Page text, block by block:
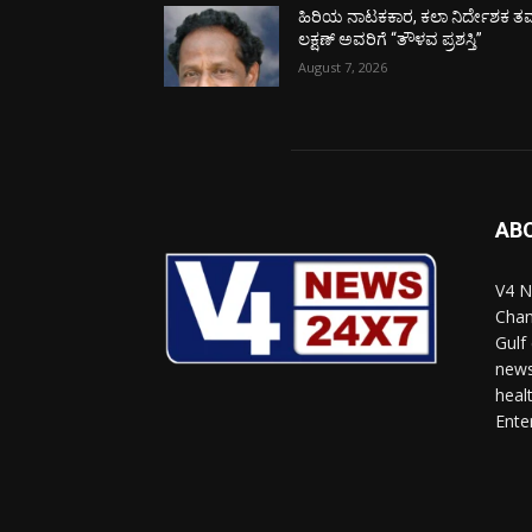
ಹಿರಿಯ ನಾಟಕಕಾರ, ಕಲಾ ನಿರ್ದೇಶಕ
ಲಕ್ಷಣ್ ಅವರಿಗೆ “ತೌಳವ ಪ್ರಶಸ್ತಿ”
August 7, 2026
V4
Gulf